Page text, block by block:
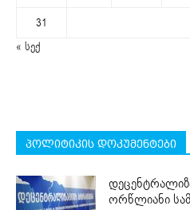
31
« სექ
პოლიტიკის დოკუმენტები
ორწლიანი